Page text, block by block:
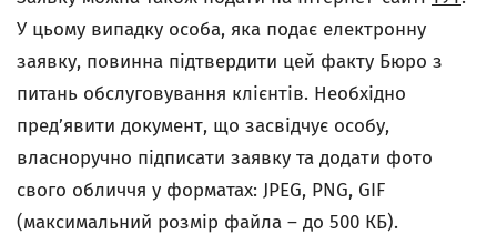
У цьому випадку особа, яка подає електронну
заявку, повинна підтвердити цей факту Бюро з
питань обслуговування клієнтів. Необхідно
пред’явити документ, що засвідчує особу,
власноручно підписати заявку та додати фото
свого обличчя у форматах: JPEG, PNG, GIF
(максимальний розмір файла – до 500 КБ).